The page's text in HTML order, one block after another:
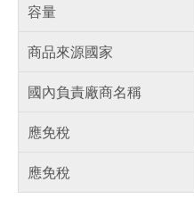
容量
商品來源國家
國內負責廠商名稱
應免稅
應免稅